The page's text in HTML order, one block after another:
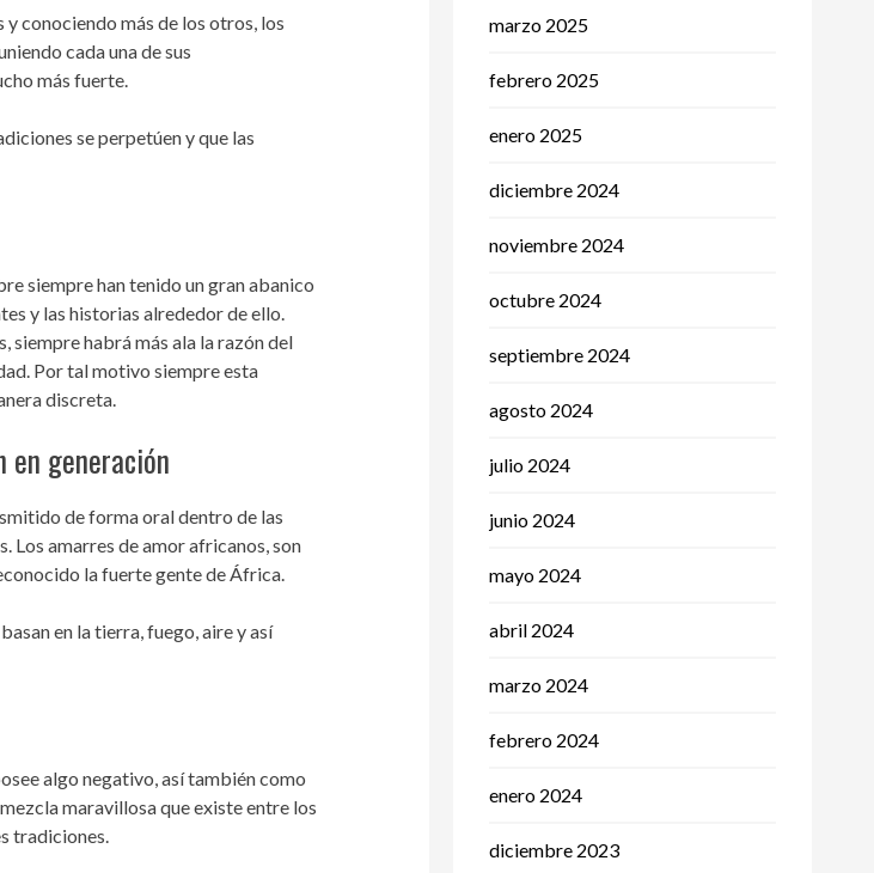
y conociendo más de los otros, los
cada una de sus
más fuerte.
se perpetúen y que las
siempre han tenido un gran abanico
y las historias alrededor de ello.
siempre habrá más ala la razón del
Por tal motivo siempre esta
discreta.
en generación
de forma oral dentro de las
Los amarres de amor africanos, son
la fuerte gente de África.
en la tierra, fuego, aire y así
algo negativo, así también como
maravillosa que existe entre los
tradiciones.
marzo 2025
febrero 2025
enero 2025
diciembre 2024
noviembre 2024
octubre 2024
septiembre 2024
agosto 2024
julio 2024
junio 2024
mayo 2024
abril 2024
marzo 2024
febrero 2024
enero 2024
diciembre 2023